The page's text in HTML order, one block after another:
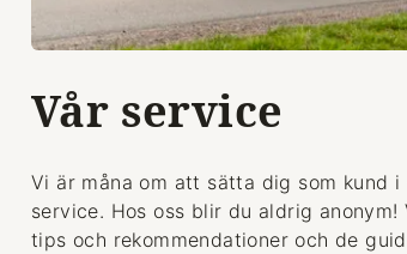
Vår service
Vi är måna om att sätta dig som kund
service. Hos oss blir du aldrig
tips och rekommendationer och de